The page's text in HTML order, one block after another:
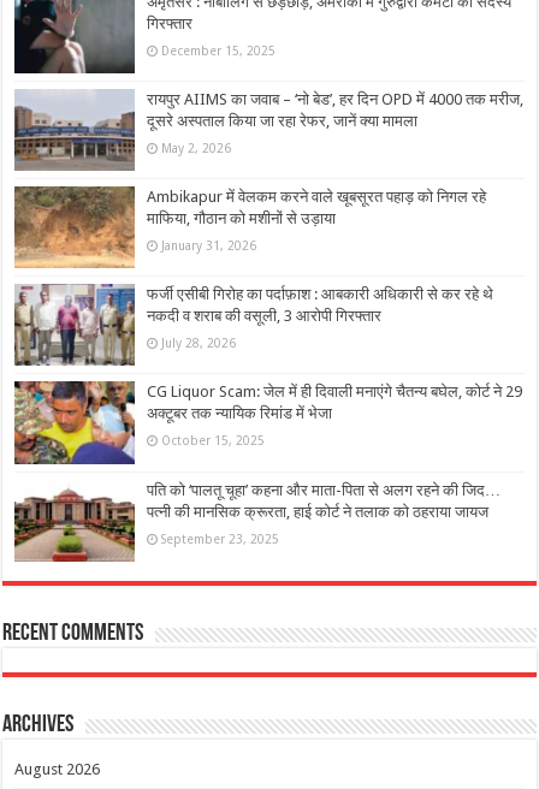
गिरफ्तार
December 15, 2025
रायपुर AIIMS का जवाब – ‘नो बेड’, हर दिन OPD में 4000 तक मरीज,
दूसरे अस्पताल किया जा रहा रेफर, जानें क्या मामला
May 2, 2026
Ambikapur में वेलकम करने वाले खूबसूरत पहाड़ को निगल रहे
माफिया, गौठान को मशीनों से उड़ाया
January 31, 2026
फर्जी एसीबी गिरोह का पर्दाफ़ाश : आबकारी अधिकारी से कर रहे थे
नकदी व शराब की वसूली, 3 आरोपी गिरफ्तार
July 28, 2026
CG Liquor Scam: जेल में ही दिवाली मनाएंगे चैतन्‍य बघेल, कोर्ट ने 29
अक्टूबर तक न्यायिक रिमांड में भेजा
October 15, 2025
पति को ‘पालतू चूहा’ कहना और माता-पिता से अलग रहने की जिद…
पत्नी की मानसिक क्रूरता, हाई कोर्ट ने तलाक को ठहराया जायज
September 23, 2025
Recent Comments
Archives
August 2026